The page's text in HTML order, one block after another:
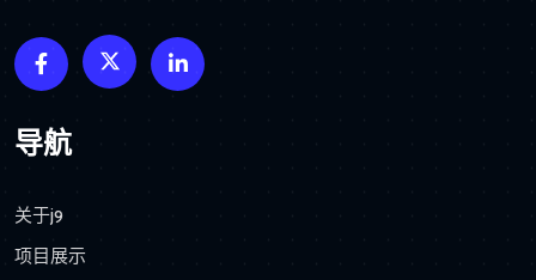
导航
关于j9
项目展示